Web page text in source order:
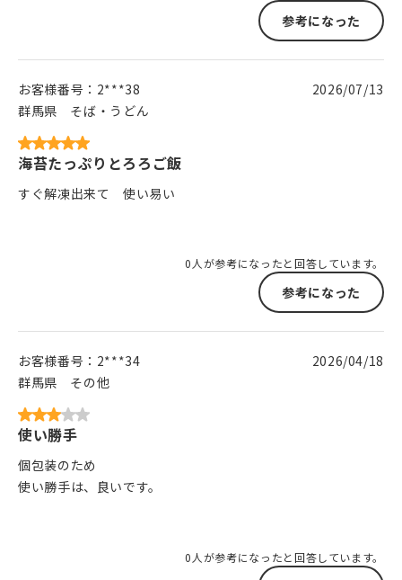
参考になった
お客様番号： 2***38
群馬県
そば・うどん
2026/07/13
海苔たっぷりとろろご飯
すぐ解凍出来て 使い易い
0人が参考になったと回答しています。
参考になった
お客様番号： 2***34
群馬県
その他
2026/04/18
使い勝手
個包装のため
使い勝手は、良いです。
0人が参考になったと回答しています。